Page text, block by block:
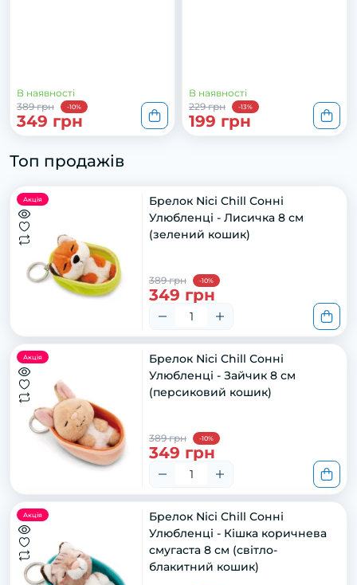
В наявності
389 грн
-10%
349 грн
В наявності
229 грн
-13%
199 грн
Топ продажів
Акція
Брелок Nici Chill Сонні
Улюбленці - Лисичка 8 см
(зелений кошик)
389 грн -10%
349 грн
Акція
Брелок Nici Chill Сонні
Улюбленці - Зайчик 8 см
(персиковий кошик)
389 грн -10%
349 грн
Акція
Брелок Nici Chill Сонні
Улюбленці - Кішка коричнева
смугаста 8 см (світло-
блакитний кошик)